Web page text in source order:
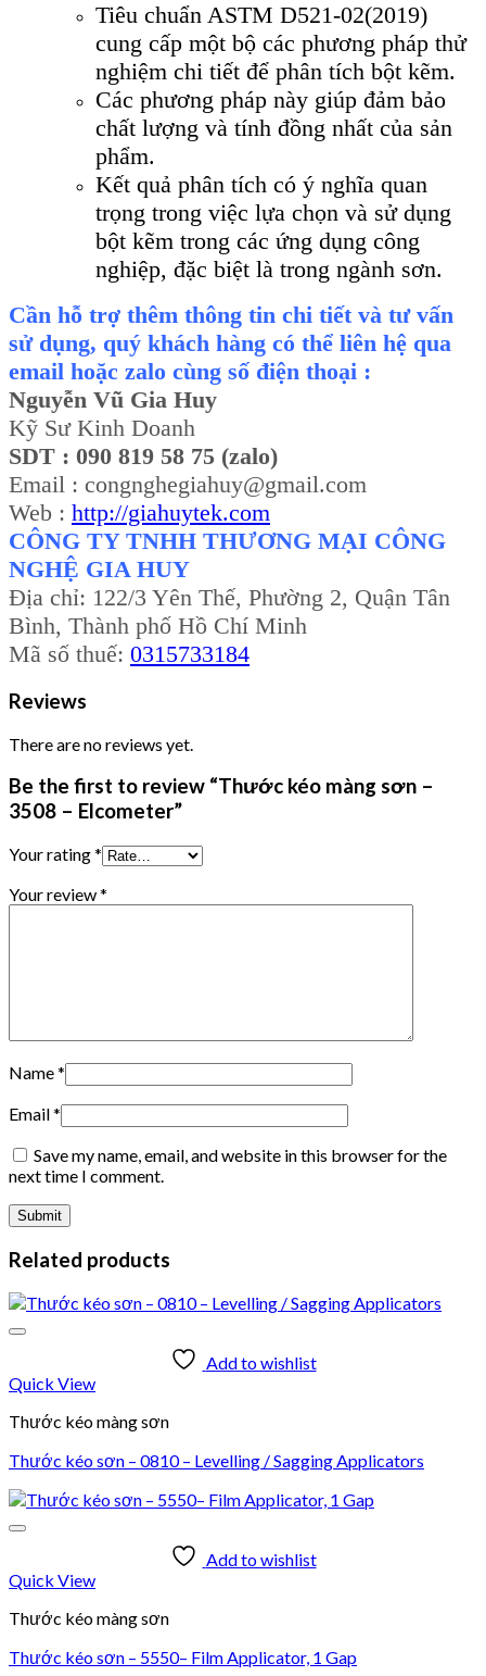
Tiêu chuẩn ASTM D521-02(2019)
cung cấp một bộ các phương pháp thử
nghiệm chi tiết để phân tích bột kẽm.
Các phương pháp này giúp đảm bảo
chất lượng và tính đồng nhất của sản
phẩm.
Kết quả phân tích có ý nghĩa quan
trọng trong việc lựa chọn và sử dụng
bột kẽm trong các ứng dụng công
nghiệp, đặc biệt là trong ngành sơn.
Cần hỗ trợ thêm thông tin chi tiết và tư vấn
sử dụng, quý khách hàng có thể liên hệ qua
email hoặc zalo cùng số điện thoại :
Nguyễn Vũ Gia Huy
Kỹ Sư Kinh Doanh
SDT : 090 819 58 75 (zalo)
Email : congnghegiahuy@gmail.com
Web : http://giahuytek.com
CÔNG TY TNHH THƯƠNG MẠI CÔNG
NGHỆ GIA HUY
Địa chỉ: 122/3 Yên Thế, Phường 2, Quận Tân
Bình, Thành phố Hồ Chí Minh
Mã số thuế: 0315733184
Reviews
There are no reviews yet.
Be the first to review “Thước kéo màng sơn –
3508 – Elcometer”
Your rating*
Your review*
Name*
Email*
Save my name, email, and website in this browser for the
next time I comment.
Related products
Add to wishlist
Quick View
Thước kéo màng sơn
Thước kéo sơn – 0810 – Levelling / Sagging Applicators
Add to wishlist
Quick View
Thước kéo màng sơn
Thước kéo sơn – 5550– Film Applicator, 1 Gap